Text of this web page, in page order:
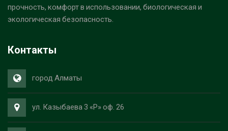
прочность, комфорт в использовании, биологическая и
экологическая безопасность.
Контакты
город Алматы
ул. Казыбаева 3 «Р» оф. 26